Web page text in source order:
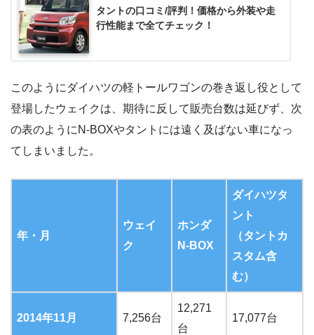
タントの口コミ/評判！価格から外装や走
行性能まで全てチェック！
このようにダイハツの軽トールワゴンの巻き返し役として
登場したウェイクは、期待に反して販売台数は延びず、次
の表のようにN-BOXやタントには遠く及ばない車になっ
てしまいました。
年・月
ウェイ
ク
ホンダ
N-BOX
ダイハツタ
ント
（タント カ
スタム含
む）
2014年11月 7,256台
12,271
台
17,077台